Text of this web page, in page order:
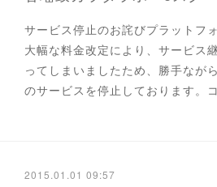
サービス停止のお詫びプラットフ
大幅な料金改定により、サービス
ってしまいましたため、勝手なが
のサービスを停止しております。
2015.01.01 09:57